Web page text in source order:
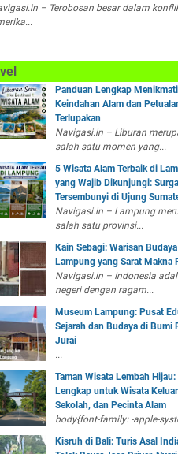
– Terobosan besar dalam
Panduan Lengkap Menikmati
Keindahan Alam dan
Terlupakan
Navigasi.in – Liburan
salah satu momen yang...
5 Wisata Alam Terbaik di
yang Wajib Dikunjungi: Surga
Tersembunyi di Ujung
Navigasi.in – Lampung
salah satu provinsi...
Kain Sebagi: Warisan Budaya
Lampung yang Sarat Makna
Navigasi.in – Indonesia
negeri dengan ragam...
Museum Lampung: Pusat
Sejarah dan Budaya di Bumi
Jurai
...
Taman Wisata Lembah
Lengkap untuk Wisata
Sekolah, dan Pecinta Alam
body{font-family: -apple-
Kisruh di Bali: Turis Asal